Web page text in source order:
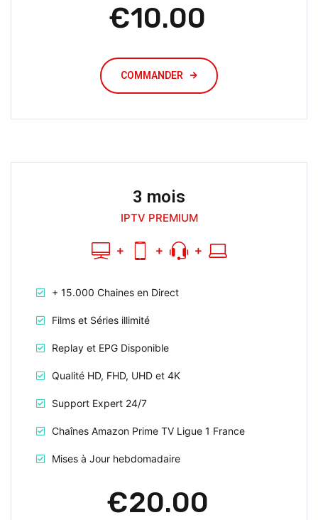
€10.00
COMMANDER
3 mois
IPTV PREMIUM
+ 15.000 Chaines en Direct
Films et Séries illimité
Replay et EPG Disponible
Qualité HD, FHD, UHD et 4K
Support Expert 24/7
Chaînes Amazon Prime TV Ligue 1 France
Mises à Jour hebdomadaire
€20.00